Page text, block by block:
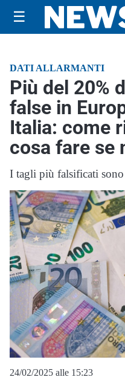
☰
DATI ALLARMANTI
Più del 20%
false in
Italia: come
cosa fare se
I tagli più falsificati
24/02/2025 alle 15:23